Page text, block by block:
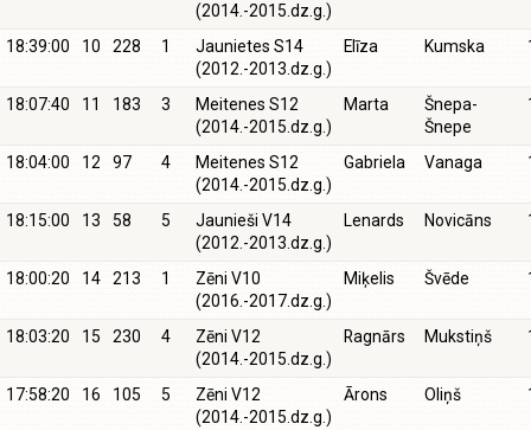
(2014.-2015.dz.g.)
18:39:00 10 228 1
Jaunietes S14
(2012.-2013.dz.g.)
Elīza Kumska
18:07:40 11 183 3
Meitenes S12
(2014.-2015.dz.g.)
Marta
Šnepa-
Šnepe
18:04:00 12 97 4
Meitenes S12
(2014.-2015.dz.g.)
Gabriela Vanaga
18:15:00 13 58 5
Jaunieši V14
(2012.-2013.dz.g.)
Lenards Novicāns
18:00:20 14 213 1
Zēni V10
(2016.-2017.dz.g.)
Miķelis Švēde
18:03:20 15 230 4
Zēni V12
(2014.-2015.dz.g.)
Ragnārs Mukstiņš
17:58:20 16 105 5
Zēni V12
(2014.-2015.dz.g.)
Ārons Oliņš